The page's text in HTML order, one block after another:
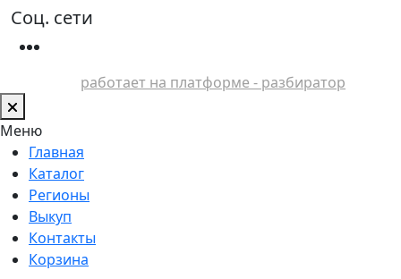
Соц. сети
работает на платформе - разбиратор
Меню
Главная
Каталог
Регионы
Выкуп
Контакты
Корзина